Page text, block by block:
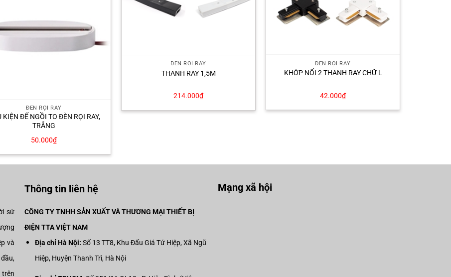
ĐÈN RỌI RAY
KIỆN ĐẾ NGỒI TO ĐÈN RỌI RAY,
TRẮNG
50.000₫
ĐÈN RỌI RAY
THANH RAY 1,5M
214.000₫
ĐÈN RỌI RAY
KHỚP NỐI 2 THANH RAY CHỮ L
42.000₫
sứ
và
trên
Thông tin liên hệ
CÔNG TY TNHH SẢN XUẤT VÀ THƯƠNG MẠI THIẾT BỊ
ĐIỆN TTA VIỆT NAM
Địa chỉ Hà Nội: Số 13 TT8, Khu Đấu Giá Tứ Hiệp, Xã Ngũ
Hiệp, Huyện Thanh Trì, Hà Nội
Mạng xã hội